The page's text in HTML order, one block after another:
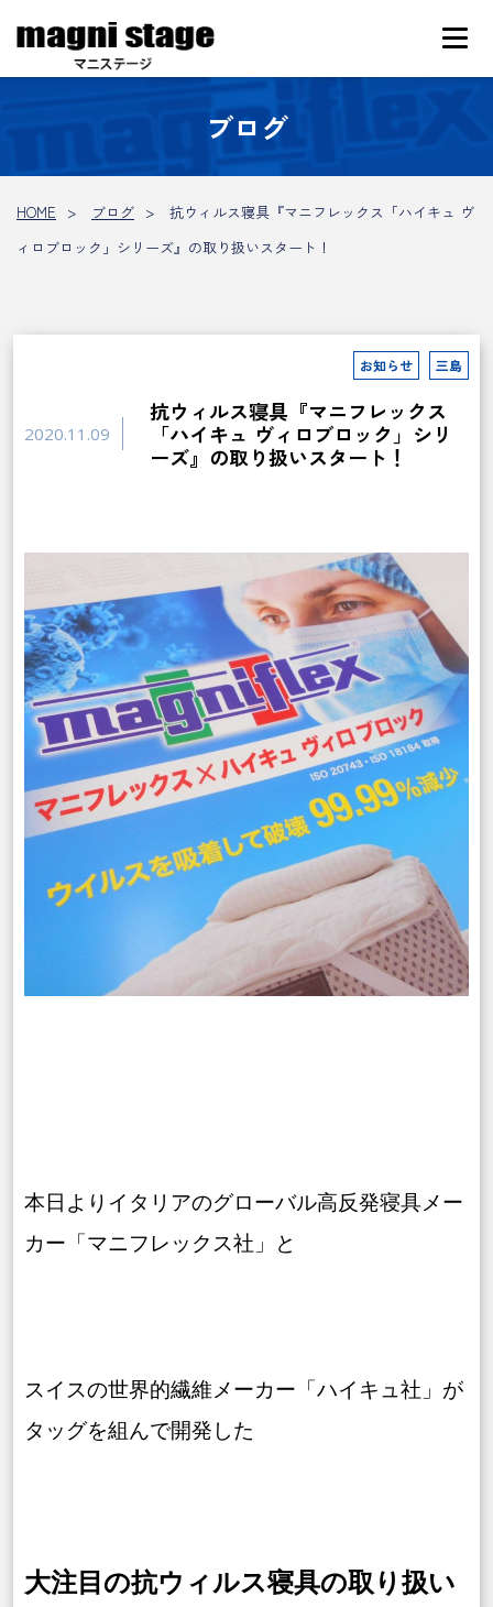
ブログ
HOME ブログ
抗ウィルス寝具『マニフレックス「ハイキュ ヴ
ィロブロック」シリーズ』の取り扱いスタート！
お知らせ 三島
2020.11.09
抗ウィルス寝具『マニフレックス
「ハイキュ ヴィロブロック」シリ
ーズ』の取り扱いスタート！
本日よりイタリアのグローバル高反発寝具メー
カー「マニフレックス社」と
スイスの世界的繊維メーカー「ハイキュ社」が
タッグを組んで開発した
大注目の抗ウィルス寝具の取り扱い